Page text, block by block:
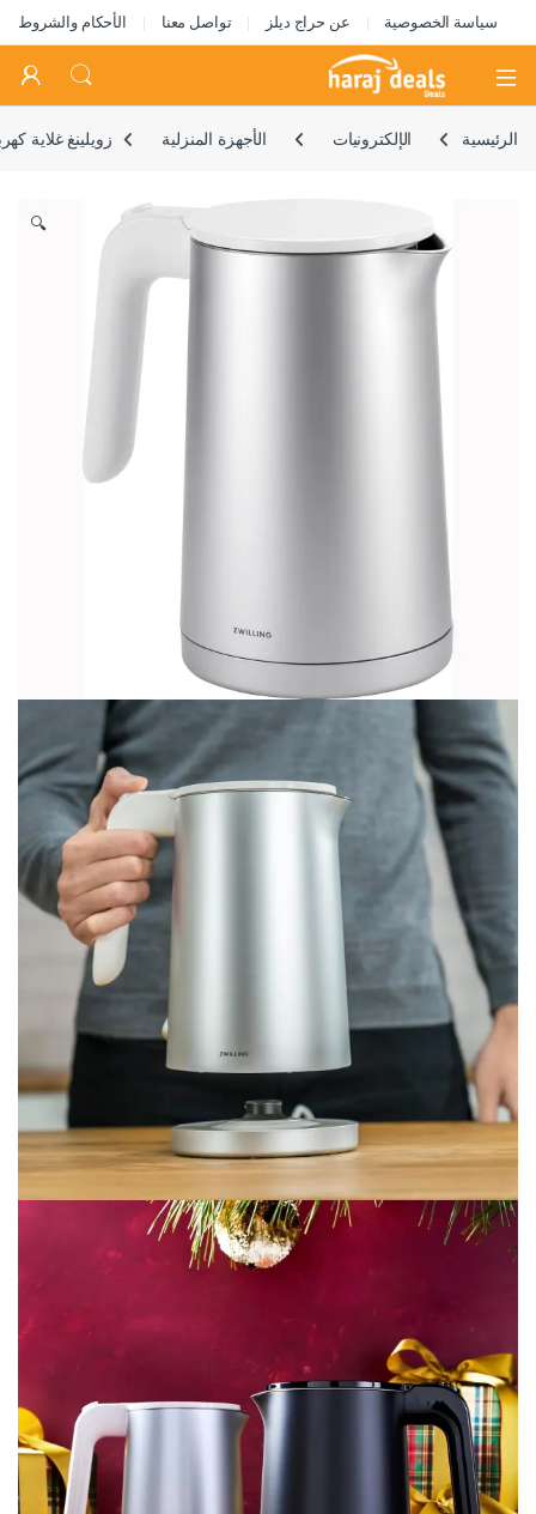
سياسة الخصوصية عن حراج ديلز تواصل معنا الأحكام والشروط
Open
الرئيسية الإلكترونيات الأجهزة المنزلية زويلينغ غلاية كهربائية كول تاتش سعة
🔍